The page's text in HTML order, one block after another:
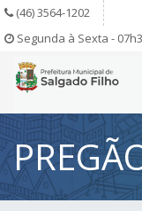
(46) 3564-1202
Segunda à Sexta -